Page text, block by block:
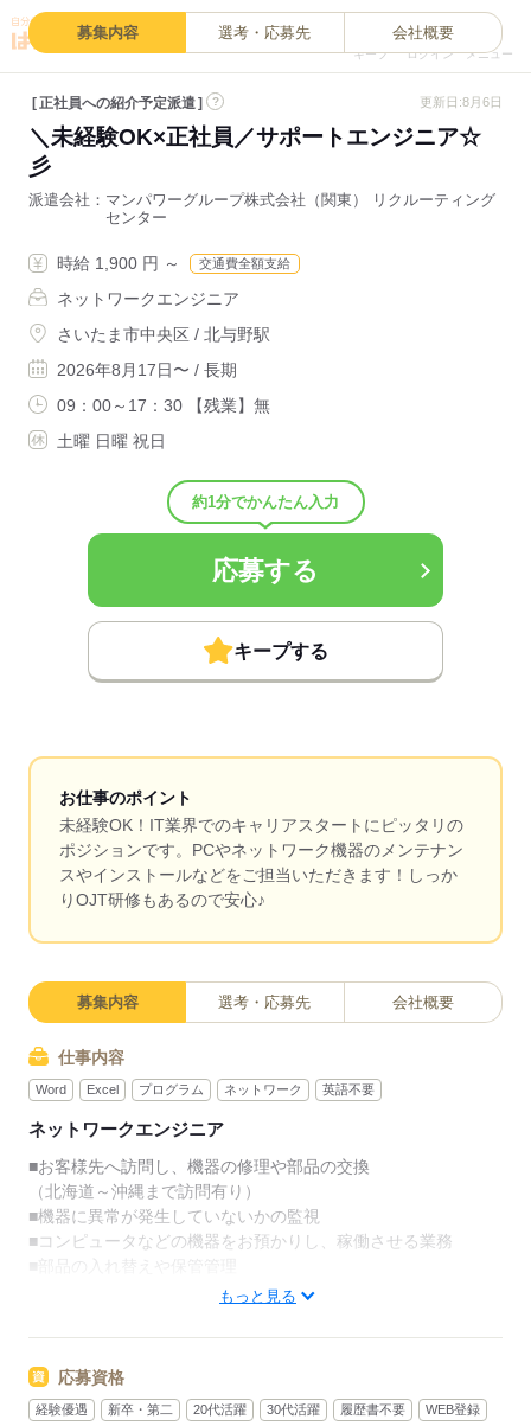
キープ ログイン メニュー
募集内容 選考・応募先 会社概要
正社員への紹介予定派遣 ? 更新日:8月6日
＼未経験OK×正社員／サポートエンジニア☆
彡
派遣会社
マンパワーグループ株式会社（関東） リクルーティング
センター
時給 1,900 円 ～ 交通費全額支給
ネットワークエンジニア
さいたま市中央区 / 北与野駅
2026年8月17日〜 / 長期
09：00～17：30 【残業】無
土曜 日曜 祝日
約1分でかんたん入力
応募する
キープする
お仕事のポイント
未経験OK！IT業界でのキャリアスタートにピッタリの
ポジションです。PCやネットワーク機器のメンテナン
スやインストールなどをご担当いただきます！しっか
りOJT研修もあるので安心♪
募集内容 選考・応募先 会社概要
仕事内容
Word Excel プログラム ネットワーク 英語不要
ネットワークエンジニア
■お客様先へ訪問し、機器の修理や部品の交換
（北海道～沖縄まで訪問有り）
■機器に異常が発生していないかの監視
■コンピュータなどの機器をお預かりし、稼働させる業務
※チームで動くことがメイン
※1年後くらいより夜勤も発生
もっと見る
応募資格
経験優遇 新卒・第二 20代活躍 30代活躍 履歴書不要
WEB登録